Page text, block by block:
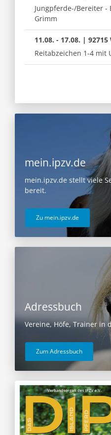
Jungpferde-/Bereiter
Grimm
11.08. - 17.08. | 92715
Reitabzeichen 1-4 mit
mein.ipzv.de
mein.ipzv.de stellt viele
bereit.
Zu mein.ipzv.de
Adressbuch
Vereine, Höfe, Trainer in
Zum Adressbuch